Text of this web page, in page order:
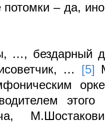
– да,
…, бездарный
…
[5]